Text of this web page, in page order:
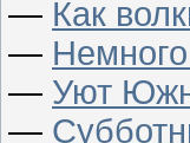
— Как
—
— Уют
—